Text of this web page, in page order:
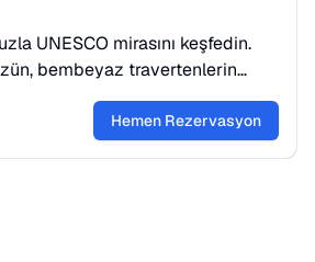
UNESCO mirasını keşfedin.
bembeyaz travertenlerin
ve doğanın en güzel buluşması
Hemen Rezervasyon